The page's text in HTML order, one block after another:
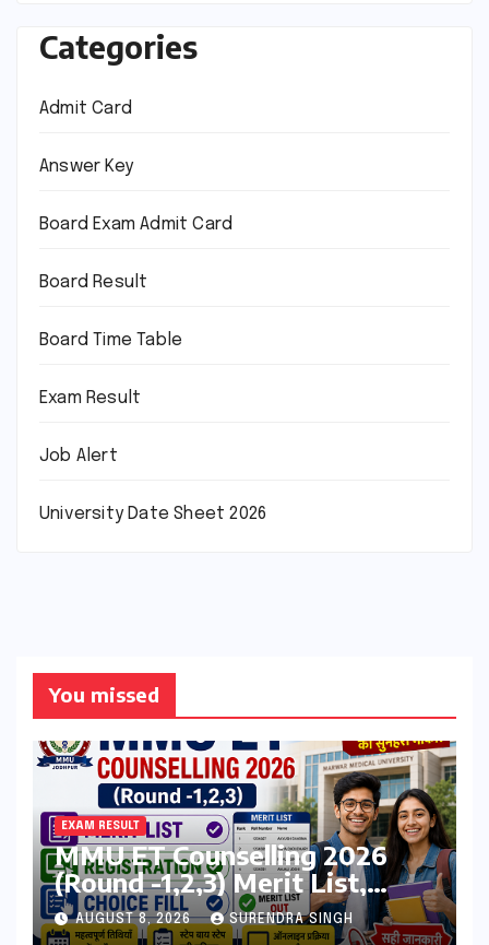
Categories
Admit Card
Answer Key
Board Exam Admit Card
Board Result
Board Time Table
Exam Result
Job Alert
University Date Sheet 2026
You missed
EXAM RESULT
MMU ET Counselling 2026
(Round -1,2,3) Merit List,
Registration, Choice Filling
AUGUST 8, 2026 SURENDRA SINGH